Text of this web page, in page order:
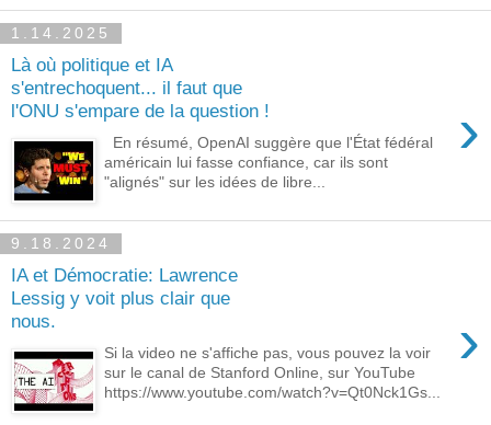
1.14.2025
Là où politique et IA
s'entrechoquent... il faut que
l'ONU s'empare de la question !
›
En résumé, OpenAI suggère que l'État fédéral
américain lui fasse confiance, car ils sont
"alignés" sur les idées de libre...
9.18.2024
IA et Démocratie: Lawrence
Lessig y voit plus clair que
nous.
›
Si la video ne s'affiche pas, vous pouvez la voir
sur le canal de Stanford Online, sur YouTube
https://www.youtube.com/watch?v=Qt0Nck1Gs...